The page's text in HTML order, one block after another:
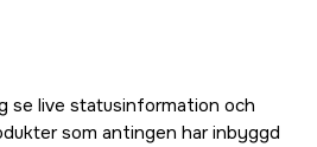
se live statusinformation och
som antingen har inbyggd